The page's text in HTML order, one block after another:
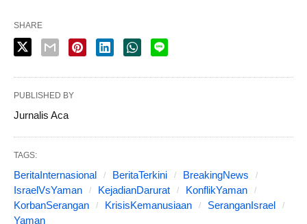
SHARE
PUBLISHED BY
Jurnalis Aca
TAGS:
BeritaInternasional BeritaTerkini
BreakingNews
IsraelVsYaman
KejadianDarurat
KonflikYaman
KorbanSerangan
KrisisKemanusiaan
SeranganIsrael
Yaman